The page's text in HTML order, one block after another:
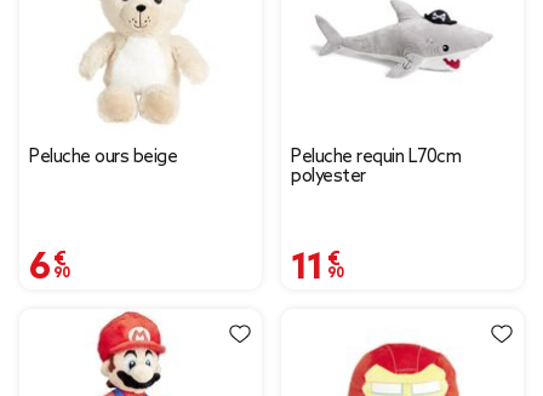
Peluche ours beige
6,90 €
Peluche requin L70cm
polyester
11,90 €